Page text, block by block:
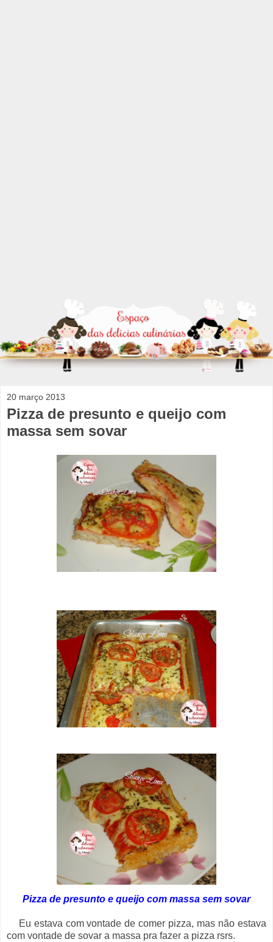
20 março 2013
Pizza de presunto e queijo com
massa sem sovar
Pizza de presunto e queijo com massa sem sovar
Eu estava com vontade de comer pizza, mas não estava
com vontade de sovar a massa pra fazer a pizza rsrs.